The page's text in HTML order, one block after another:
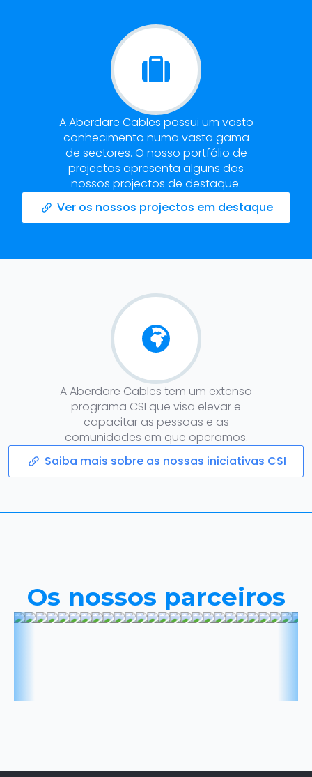
A Aberdare Cables possui um vasto
conhecimento numa vasta gama
de sectores. O nosso portfólio de
projectos apresenta alguns dos
nossos projectos de destaque.
Ver os nossos projectos em destaque
A Aberdare Cables tem um extenso
programa CSI que visa elevar e
capacitar as pessoas e as
comunidades em que operamos.
Saiba mais sobre as nossas iniciativas CSI
Os nossos parceiros